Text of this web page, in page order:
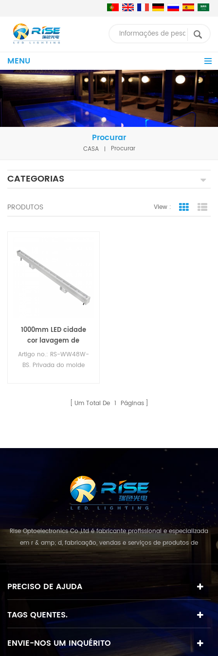
MENU
Procurar
CASA Procurar
CATEGORIAS
PRODUTOS View : Grid View
1000mm LED cidade
cor lavagem de
parede luz DC24V
Artigo no.: RS-WW48W-
BS. Privada do molde
excitador externo
Um Total De 1 Páginas
Rise Optoelectronics Co.,Ltd é fabricante profissional e especializada
em r & amp; d, fabricação, vendas e serviços de produtos de
iluminação led, com uma grande variedade de unidades de
iluminação para uso residencial, comercial e lanscape. com o
serviço acima de tudo", combinando e...
PRECISO DE AJUDA
TAGS QUENTES.
ENVIE-NOS UM INQUÉRITO